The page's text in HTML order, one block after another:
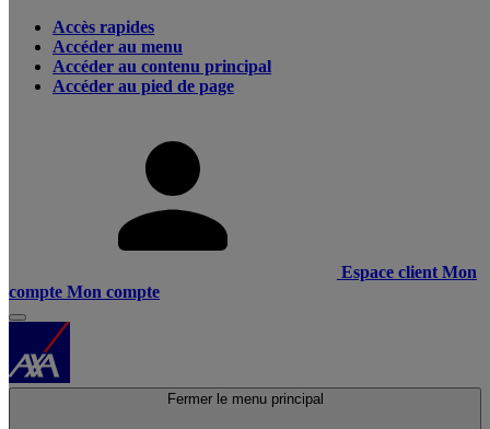
Accès rapides
Accéder au menu
Accéder au contenu principal
Accéder au pied de page
Espace client Mon
compte Mon compte
Fermer le menu principal